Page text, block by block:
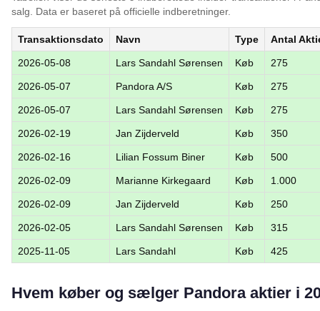
salg. Data er baseret på officielle indberetninger.
Transaktionsdato Navn Type Antal
2026-05-08 Lars Sandahl Sørensen Køb 275
2026-05-07 Pandora A/S Køb 275
2026-05-07 Lars Sandahl Sørensen Køb 275
2026-02-19 Jan Zijderveld Køb 350
2026-02-16 Lilian Fossum Biner Køb 500
2026-02-09 Marianne Kirkegaard Køb 1.000
2026-02-09 Jan Zijderveld Køb 250
2026-02-05 Lars Sandahl Sørensen Køb 315
2025-11-05 Lars Sandahl Køb 425
Hvem køber og sælger Pandora aktier i